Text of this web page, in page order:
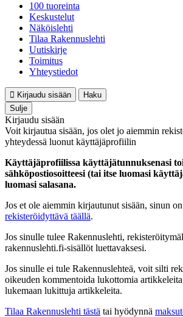
100 tuoreinta
Keskustelut
Näköislehti
Tilaa Rakennuslehti
Uutiskirje
Toimitus
Yhteystiedot
Kirjaudu sisään
Haku
Sulje
Kirjaudu sisään
Voit kirjautua sisään, jos olet jo aiemmin
yhteydessä luonut käyttäjäprofiilin
Käyttäjäprofiilissa käyttäjätunnuksenasi
sähköpostiosoitteesi (tai itse luomasi
luomasi salasana.
Jos et ole aiemmin kirjautunut sisään, sinun
rekisteröidyttävä täällä.
Jos sinulle tulee Rakennuslehti,
rakennuslehti.fi-sisällöt luettavaksesi.
Jos sinulle ei tule Rakennuslehteä, voit silti
oikeuden kommentoida lukottomia
lukemaan lukittuja artikkeleita.
Tilaa Rakennuslehti tästä tai hyödynnä